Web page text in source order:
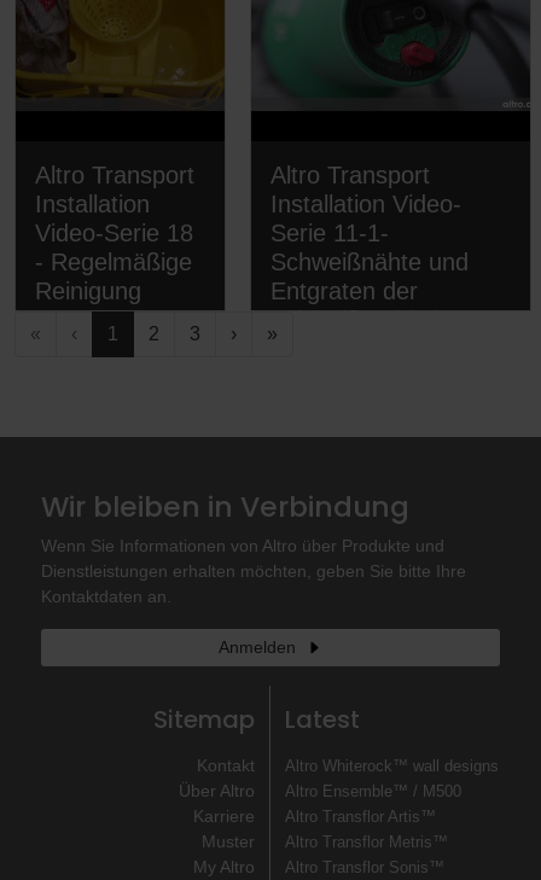
Altro Transport
Installation
Video-Serie 18
- Regelmäßige
Reinigung
Altro Transport
Installation Video-
Serie 11-1-
Schweißnähte und
Entgraten der
« ‹ 1 2 3 › »
Wir bleiben in Verbindung
Wenn Sie Informationen von Altro über Produkte und
Dienstleistungen erhalten möchten, geben Sie bitte Ihre
Kontaktdaten an.
Anmelden
Sitemap
Kontakt
Über Altro
Karriere
Muster
My Altro
Latest
Altro Whiterock™ wall designs
Altro Ensemble™ / M500
Altro Transflor Artis™
Altro Transflor Metris™
Altro Transflor Sonis™